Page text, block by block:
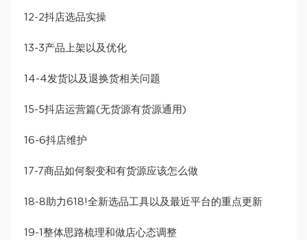
12-2抖店选品实操
13-3产品上架以及优化
14-4发货以及退换货相关问题
15-5抖店运营篇(无货源有货源通用)
16-6抖店维护
17-7商品如何裂变和有货源应该怎么做
18-8助力618!全新选品工具以及最近平台的重点更新
19-1整体思路梳理和做店心态调整